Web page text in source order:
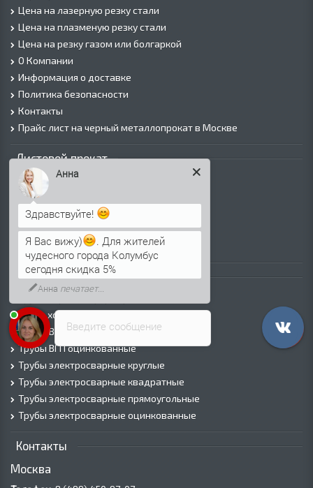
Цена на лазерную резку стали
Цена на плазменую резку стали
Цена на резку газом или болгаркой
О Компании
Информация о доставке
Политика безопасности
Контакты
Прайс лист на черный металлопрокат в Москве
Листовой прокат
Лист г/к
Лист х/к
Просечно-вытяжной лист (ПВЛ)
Лист рифленый
Лист оцинкованный
Трубы
Труба холоднодеформированная
Трубы ВГП (Водогазопроводные)
Трубы ВГП оцинкованные
Трубы электросварные круглые
Трубы электросварные квадратные
Трубы электросварные прямоугольные
Трубы электросварные оцинкованные
Контакты
Москва
Введите сообщение
Анна
Здравствуйте!
Я Вас вижу)
. Для жителей
чудесного города Колумбус
сегодня скидка 5%
Анна печатает...